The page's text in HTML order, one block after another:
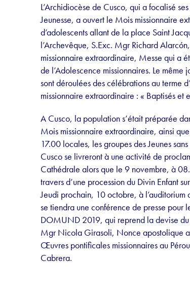
L’Archidiocèse de Cusco, qui a focalisé
Jeunesse, a ouvert le Mois missionnaire
d’adolescents allant de la place Saint
l’Archevêque, S.Exc. Mgr Richard
missionnaire extraordinaire, Messe qui a
de l’Adolescence missionnaires. Le même
sont déroulées des célébrations au terme
missionnaire extraordinaire : « Baptisés et
A Cusco, la population s’était préparée
Mois missionnaire extraordinaire, ainsi
17.00 locales, les groupes des Jeunes
Cusco se livreront à une activité de
Cathédrale alors que le 9 novembre, à
travers d’une procession du Divin Enfant
Jeudi prochain, 10 octobre, à
se tiendra une conférence de presse pour
DOMUND 2019, qui reprend la devise
Mgr Nicola Girasoli, Nonce apostolique
Œuvres pontificales missionnaires au
Cabrera.